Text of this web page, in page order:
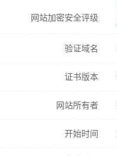
网站加密安全评级
验证域名
证书版本
网站所有者
开始时间